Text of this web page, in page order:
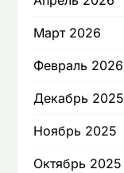
Март 2026
Февраль 2026
Декабрь 2025
Ноябрь 2025
Октябрь 2025